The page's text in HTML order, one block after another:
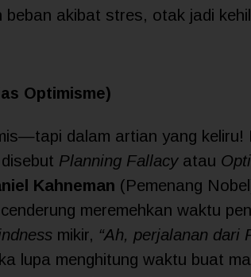
akibat stres, otak jadi
Optimisme)
dalam artian yang keliru!
Planning Fallacyatau
Kahneman (Pemenang
meremehkan waktu
mikir, “Ah, perjalanan dari
lupa menghitung waktu buat